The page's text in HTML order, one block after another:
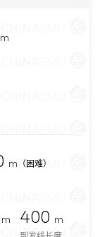
m（困难）
m
400 m